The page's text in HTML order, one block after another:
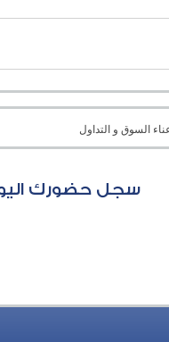
السوق و التداول
سجل حضورك